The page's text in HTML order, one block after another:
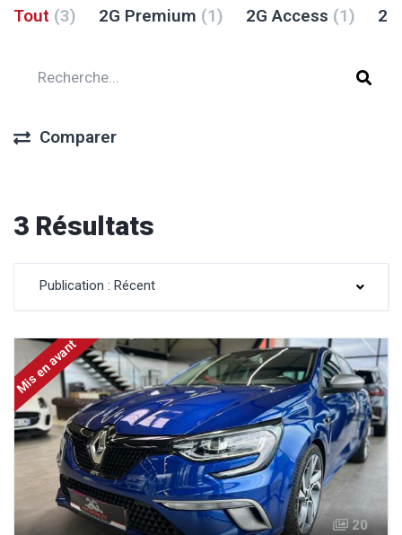
Tout (3) 2G Premium (1) 2G Access (1)
Comparer
3 Résultats
Publication : Récent
Mis en avant
20